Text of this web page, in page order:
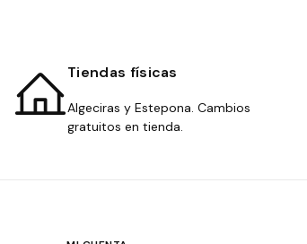
Tiendas físicas
Algeciras y Estepona. Cambios
gratuitos en tienda.